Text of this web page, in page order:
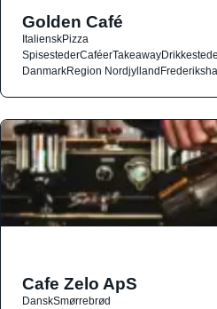
Golden Café
ItalienskPizza
SpisestederCaféerTakeaway
DanmarkRegion Nordjylland
Cafe Zelo ApS
DanskSmørrebrød